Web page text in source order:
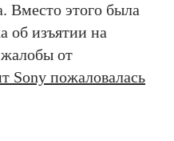
Вместо этого была
об изъятии на
от
Sony пожаловалась